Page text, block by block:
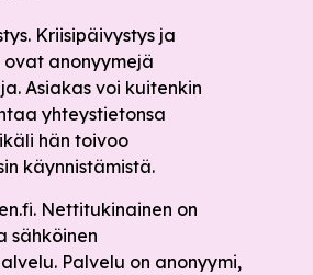
Kriisipäivystys ja
ovat anonyymejä
Asiakas voi kuitenkin
yhteystietonsa
hän toivoo
käynnistämistä.
Nettitukinainen on
sähköinen
Palvelu on anonyymi,